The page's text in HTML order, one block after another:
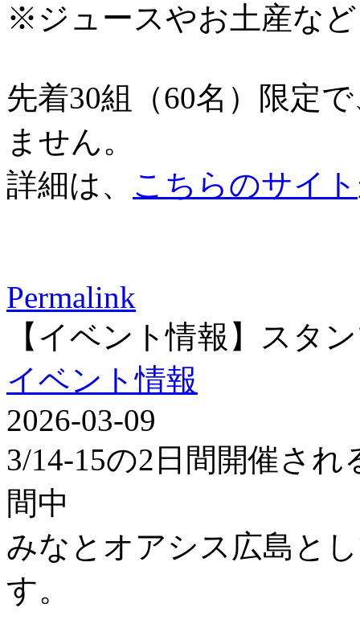
※ジュースやお土産な
先着30組（60名）限定
ません。
詳細は、 こちらのサイト
Permalink
【イベント情報】スタ
イベント情報
2026-03-09
3/14-15の2日間開催さ
間中
みなとオアシス広島と
す。